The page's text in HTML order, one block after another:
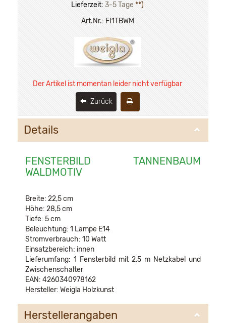
Lieferzeit: 3-5 Tage **)
Art.Nr.: FI1TBWM
Der Artikel ist momentan leider nicht verfügbar
Zurück
Details
FENSTERBILD TANNENBAUM
WALDMOTIV
Breite: 22,5 cm
Höhe: 28,5 cm
Tiefe: 5 cm
Beleuchtung: 1 Lampe E14
Stromverbrauch: 10 Watt
Einsatzbereich: innen
Lieferumfang: 1 Fensterbild mit 2,5 m Netzkabel und
Zwischenschalter
EAN: 4260340978162
Hersteller: Weigla Holzkunst
Herstellerangaben